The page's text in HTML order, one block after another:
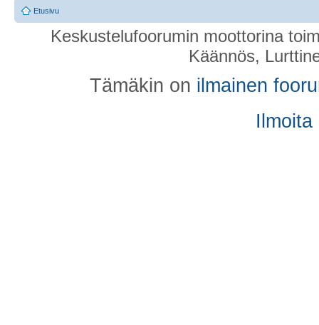
Etusivu
Keskustelufoorumin moottorina
Käännös,
Tämäkin on ilmainen